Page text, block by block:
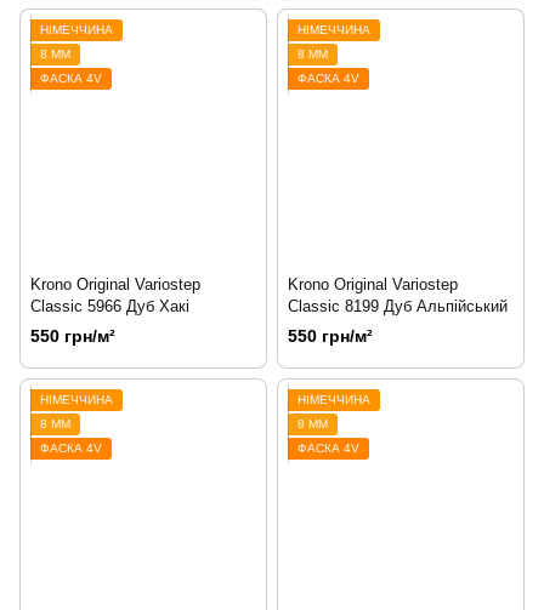
НІМЕЧЧИНА
8 ММ
ФАСКА 4V
Krono Original Variostep
Classic 5966 Дуб Хакі
550 грн/м²
НІМЕЧЧИНА
8 ММ
ФАСКА 4V
Krono Original Variostep
Classic 8199 Дуб Альпійський
550 грн/м²
НІМЕЧЧИНА
8 ММ
ФАСКА 4V
НІМЕЧЧИНА
8 ММ
ФАСКА 4V